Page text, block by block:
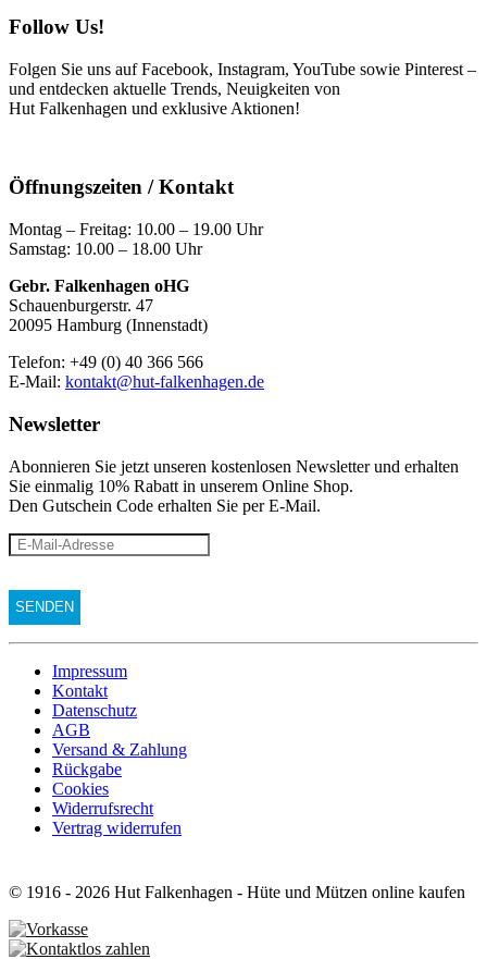
Follow Us!
Folgen Sie uns auf Facebook, Instagram, YouTube sowie Pinterest –
und entdecken aktuelle Trends, Neuigkeiten von
Hut Falkenhagen und exklusive Aktionen!
Öffnungszeiten / Kontakt
Montag – Freitag: 10.00 – 19.00 Uhr
Samstag: 10.00 – 18.00 Uhr
Gebr. Falkenhagen oHG
Schauenburgerstr. 47
20095 Hamburg (Innenstadt)
Telefon: +49 (0) 40 366 566
E-Mail: kontakt@hut-falkenhagen.de
Newsletter
Abonnieren Sie jetzt unseren kostenlosen Newsletter und erhalten
Sie einmalig 10% Rabatt in unserem Online Shop.
Den Gutschein Code erhalten Sie per E-Mail.
Impressum
Kontakt
Datenschutz
AGB
Versand & Zahlung
Rückgabe
Cookies
Widerrufsrecht
Vertrag widerrufen
© 1916 - 2026 Hut Falkenhagen - Hüte und Mützen online kaufen